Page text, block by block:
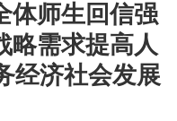
体师生回信强
略需求提高人
经济社会发展